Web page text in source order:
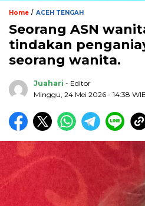
Home / ACEH TENGAH
Seorang ASN
tindakan
seorang wanita.
Juahari - Editor
Minggu, 24 Mei 2026 - 14:38